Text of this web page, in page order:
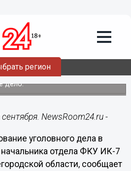
регион
ИК за
мобильные
дело.
NewsRoom24.ru -
уголовного дела в
отдела ФКУ ИК-7
области, сообщает